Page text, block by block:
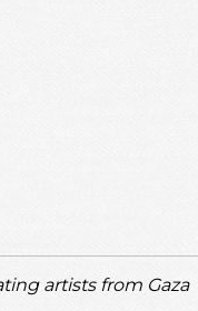
artists from Gaza